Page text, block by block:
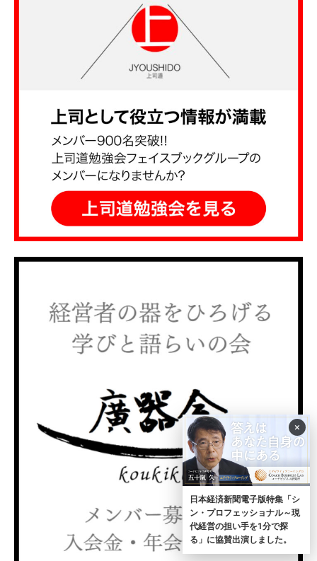
×
日本経済新聞電子版特集「シ
ン・プロフェッショナル～現
代経営の担い手を1分で探
る」に協賛出演しました。